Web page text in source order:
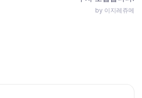
by 이지레쥬메